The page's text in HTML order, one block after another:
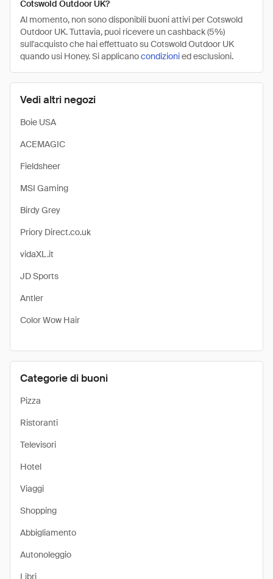
Vedi altri negozi
Boie USA
ACEMAGIC
Fieldsheer
MSI Gaming
Birdy Grey
Priory Direct.co.uk
vidaXL.it
JD Sports
Antler
Color Wow Hair
Categorie di buoni
Pizza
Ristoranti
Televisori
Hotel
Viaggi
Shopping
Abbigliamento
Autonoleggio
Libri
Cotswold Outdoor UK?
Al momento, non sono disponibili buoni attivi per Cotswold
Outdoor UK. Tuttavia, puoi ricevere un cashback (5%)
sull'acquisto che hai effettuato su Cotswold Outdoor UK
quando usi Honey. Si applicanocondizionied esclusioni.